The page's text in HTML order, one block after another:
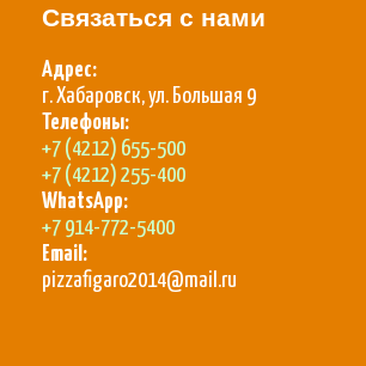
Связаться с нами
Адрес:
г. Хабаровск, ул. Большая 9
Телефоны:
+7 (4212) 655-500
+7 (4212) 255-400
WhatsApp:
+7 914-772-5400
Email:
pizzafigaro2014@mail.ru